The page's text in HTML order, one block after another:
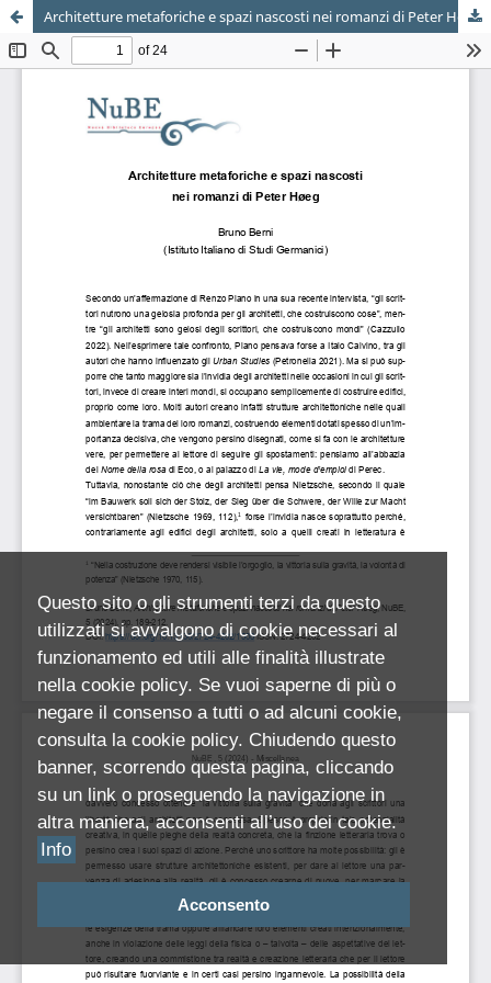
Questo sito o gli strumenti terzi da questo
utilizzati si avvalgono di cookie necessari al
funzionamento ed utili alle finalità illustrate
nella cookie policy. Se vuoi saperne di più o
negare il consenso a tutti o ad alcuni cookie,
consulta la cookie policy. Chiudendo questo
banner, scorrendo questa pagina, cliccando
su un link o proseguendo la navigazione in
altra maniera, acconsenti all’uso dei cookie.
Info
Acconsento
Architetture metaforiche e spazi nascosti nei romanzi di Peter Høeg